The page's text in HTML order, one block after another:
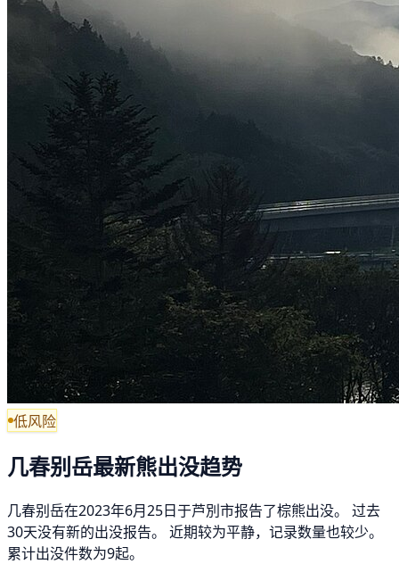
低风险
几春别岳最新熊出没趋势
几春别岳在2023年6月25日于芦別市报告了棕熊出没。 过去
30天没有新的出没报告。 近期较为平静，记录数量也较少。
累计出没件数为9起。